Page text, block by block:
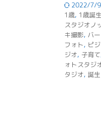
2022/7/9
1歳, 1歳誕
スタジオノ
キ撮影, バ
フォト, ピ
ジオ, 子育て
ォトスタジ
タジオ, 誕